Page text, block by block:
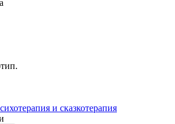
и сказкотерапия